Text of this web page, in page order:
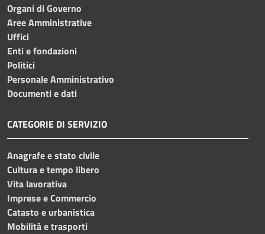
Organi di Governo
Aree Amministrative
Uffici
Enti e fondazioni
Politici
Personale Amministrativo
Documenti e dati
CATEGORIE DI SERVIZIO
Anagrafe e stato civile
Cultura e tempo libero
Vita lavorativa
Imprese e Commercio
Catasto e urbanistica
Mobilità e trasporti